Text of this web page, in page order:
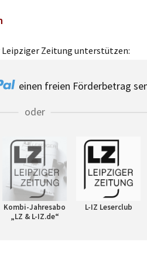
Zeitung unterstützen:
einen freien Förderbetrag
oder
Kombi-Jahresabo
„LZ & L-IZ.de“
L-IZ Leserclub